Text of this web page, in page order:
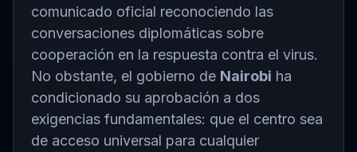
comunicado oficial reconociendo las
conversaciones diplomáticas sobre
cooperación en la respuesta contra el virus.
No obstante, el gobierno de Nairobi ha
condicionado su aprobación a dos
exigencias fundamentales: que el centro sea
de acceso universal para cualquier